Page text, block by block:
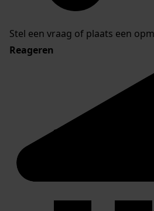
Stel een vraag of plaats een
Reageren